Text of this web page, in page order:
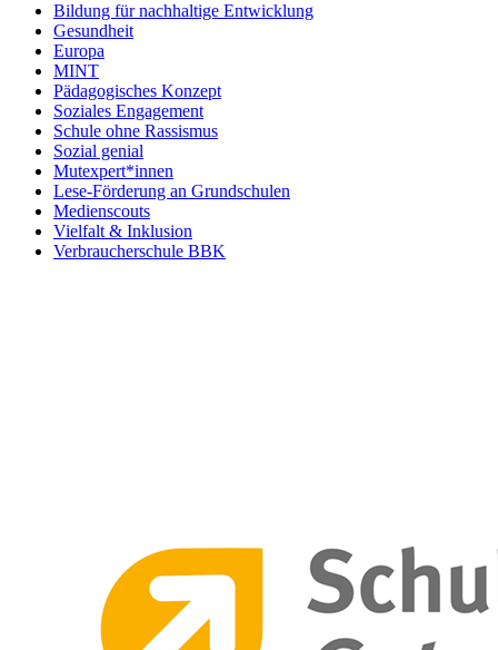
Bildung für nachhaltige Entwicklung
Gesundheit
Europa
MINT
Pädagogisches Konzept
Soziales Engagement
Schule ohne Rassismus
Sozial genial
Mutexpert*innen
Lese-Förderung an Grundschulen
Medienscouts
Vielfalt & Inklusion
Verbraucherschule BBK